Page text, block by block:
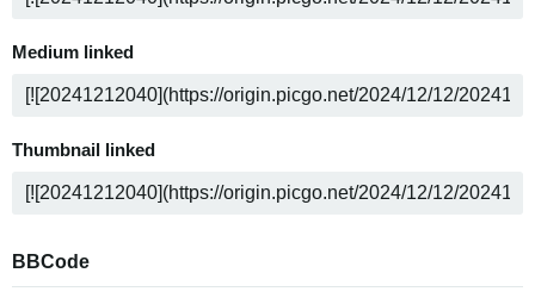
Medium linked
Thumbnail linked
BBCode